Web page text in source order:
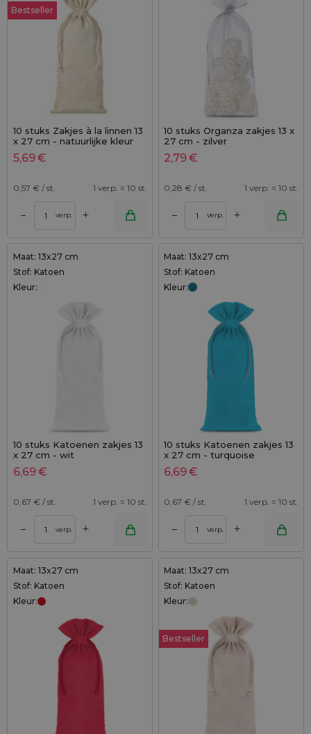
Bestseller
10 stuks Zakjes à la linnen 13
x 27 cm - natuurlijke kleur
5,69€
0,57 € / st. 1 verp. = 10 st.
– verp. +
10 stuks Organza zakjes 13 x
27 cm - zilver
2,79€
0,28 € / st. 1 verp. = 10 st.
– verp. +
Maat: 13x27 cm
Stof: Katoen
Kleur:
10 stuks Katoenen zakjes 13
x 27 cm - wit
6,69€
0,67 € / st. 1 verp. = 10 st.
– verp. +
Maat: 13x27 cm
Stof: Katoen
Kleur:
10 stuks Katoenen zakjes 13
x 27 cm - turquoise
6,69€
0,67 € / st. 1 verp. = 10 st.
– verp. +
Maat: 13x27 cm
Stof: Katoen
Kleur:
Maat: 13x27 cm
Stof: Katoen
Kleur:
Bestseller